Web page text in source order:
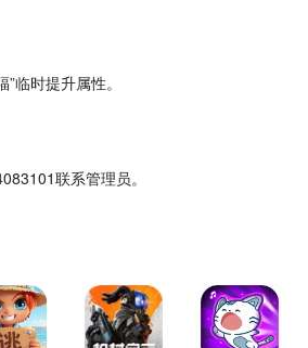
临时提升属性。
联系管理员。